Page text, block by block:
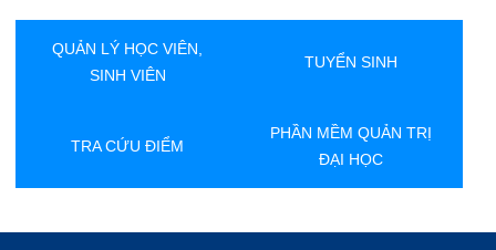
QUẢN LÝ HỌC VIÊN,
SINH VIÊN
TUYỂN SINH
TRA CỨU ĐIỂM
PHẦN MỀM QUẢN TRỊ
ĐẠI HỌC